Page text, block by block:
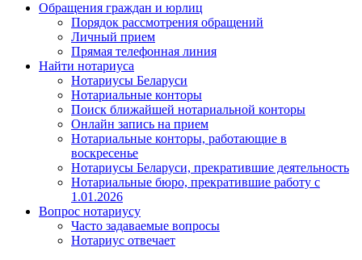
Обращения граждан и юрлиц
Порядок рассмотрения обращений
Личный прием
Прямая телефонная линия
Найти нотариуса
Нотариусы Беларуси
Нотариальные конторы
Поиск ближайшей нотариальной конторы
Онлайн запись на прием
Нотариальные конторы, работающие в
воскресенье
Нотариусы Беларуси, прекратившие деятельность
Нотариальные бюро, прекратившие работу с
1.01.2026
Вопрос нотариусу
Часто задаваемые вопросы
Нотариус отвечает